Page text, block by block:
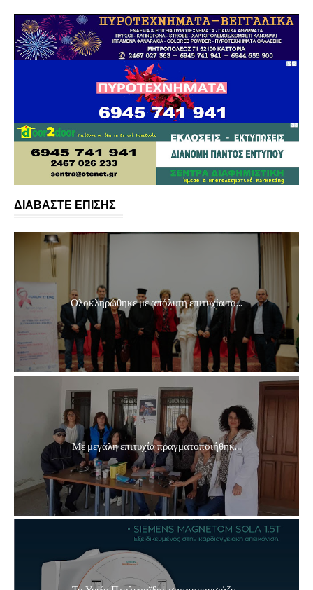
ΔΙΑΒΑΣΤΕ ΕΠΙΣΗΣ
Ολοκληρώθηκε με απόλυτη επιτυχία το...
Με μεγάλη επιτυχία πραγματοποιήθηκ...